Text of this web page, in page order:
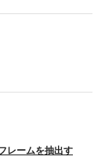
レームを抽出す